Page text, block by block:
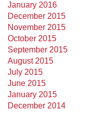
January 2016
December 2015
November 2015
October 2015
September 2015
August 2015
July 2015
June 2015
January 2015
December 2014